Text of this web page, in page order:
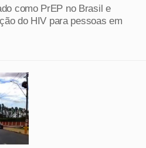
como PrEP no Brasil e
do HIV para pessoas em